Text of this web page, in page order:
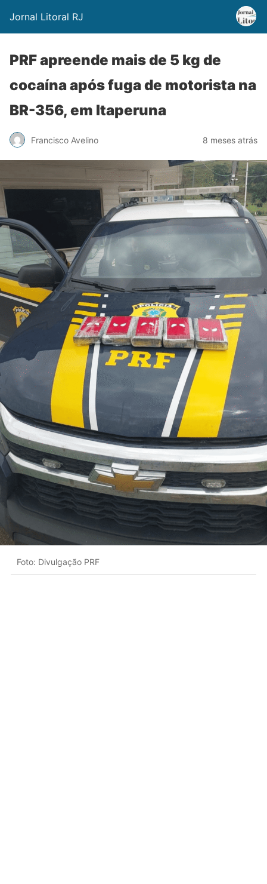
Jornal Litoral RJ
PRF apreende mais de 5 kg de
cocaína após fuga de motorista na
BR-356, em Itaperuna
Francisco Avelino 8 meses atrás
Foto: Divulgação PRF